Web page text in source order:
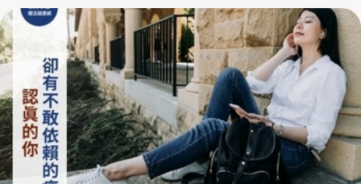
蔓，追尋攀附著纏綿在彼此身軀上，而這般的愛又該如何成長茁
壯？灑落一地失望又哀傷的淚水，融入塵埃裡，滋長出夠多的藤
蔓，越番緊密的交織，譜出一篇篇令人窒息的愛。愛情依賴症的現
象親愛的，這是你嗎？1.當對方沒有回應須求，覺得對方不在乎、不
夠愛？2.當對方拒絕提議或邀請，感到失望、失落，感覺自己被否
定？3.當對方做的事你不認同，就無法忍受、大吵一架？4.當關係結
束，就覺得自己失敗了？在依賴症者的眾生相中，往往並不如我們
預期的，總是楚楚可憐模樣的人，有時候他們可能是很能幹、充滿
活力，只是在生活中花大半的時間都在想著「愛情」、「關係」或